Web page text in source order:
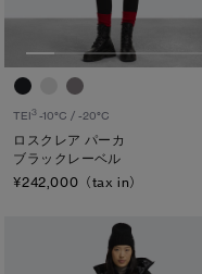
TEI3 -10°C / -20°C
ロスクレア パーカ
ブラックレーベル
¥242,000（tax in）